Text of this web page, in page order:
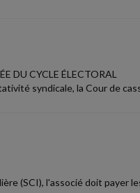
DU CYCLE ÉLECTORAL
syndicale, la Cour de
(SCI), l'associé doit payer